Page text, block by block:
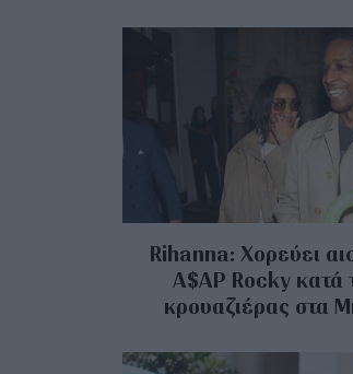
Rihanna: Χορεύει
A$AP Rocky κατά
κρουαζιέρας στα